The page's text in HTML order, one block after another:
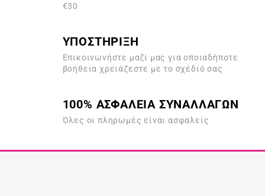
€30
ΥΠΟΣΤΗΡΙΞΗ
Επικοινωνήστε μαζί μας για οποιαδήποτε
βοήθεια χρειάζεστε με το σχέδιό σας
100% ΑΣΦΑΛΕΙΑ ΣΥΝΑΛΛΑΓΩΝ
Όλες οι πληρωμές είναι ασφαλείς